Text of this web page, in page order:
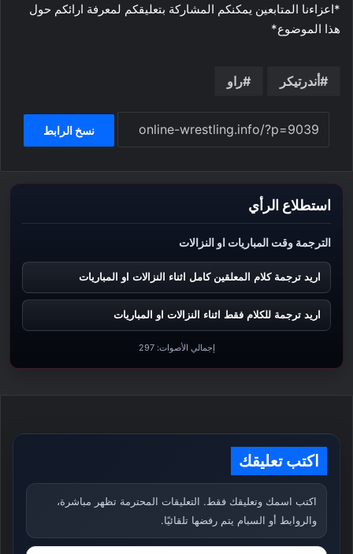
*اعزاءنا المتابعين يمكنكم المشاركة بتعليقكم لمعرفة ارائكم حول
هذا الموضوع*
أندرتيكر راو
نسخ الرابط
استطلاع الرأي
الترجمة وقت المباريات او النزالات
اريد ترجمة كلام المعلقين كامل اثناء النزالات او المباريات
اريد ترجمة للكلام فقط اثناء النزالات او المباريات
إجمالي الأصوات:297
اكتب تعليقك
اكتب اسمك وتعليقك فقط. التعليقات المحترمة تظهر مباشرة،
والروابط أو السبام يتم رفضها تلقائيًا.